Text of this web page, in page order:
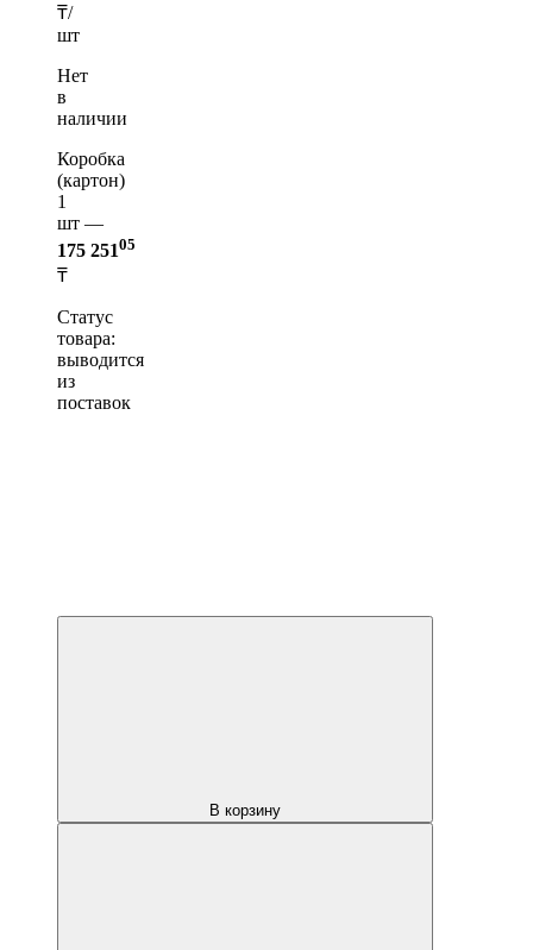
₸/
шт
Нет
в
наличии
Коробка
(картон)
1
шт —
175 25105
₸
Статус
товара:
выводится
из
поставок
В корзину